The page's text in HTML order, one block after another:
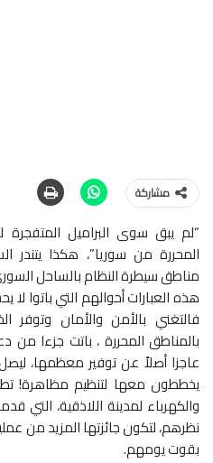
مشاركة
“لم يبق سوى البراميل المتفجرة
المحررة من سوريا”، هكذا
مناطق سيطرة النظام بالساحل
هذه العبارات أحوالهم التي باتوا لا
فالتغني بالأمن والأمان وتوفر
بالمناطق المحررة ، باتت جزءا من
عاجزا أصلاً عن توفير معظمها،
يخططون معها لتنظيم مظاهرة!
والكهرباء لمدينة اللاذقية،
نظرهم، لتكون جائزتها المزيد من
بقوت يومهم.